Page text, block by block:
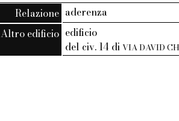
Relazione aderenza
Altro edificio edificio
del civ. 14 diVIA DAVID